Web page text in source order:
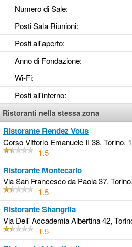
Numero di Sale:
Posti Sala Riunioni:
Posti all'aperto:
Anno di Fondazione:
Wi-Fi:
Posti all'interno:
Ristoranti nella stessa zona
Ristorante Rendez Vous
Corso Vittorio Emanuele II 38, Torino,
1.5
Ristorante Montecarlo
Via San Francesco da Paola 37,
1.5
Ristorante Shangrila
Via Dell' Accademia Albertina 42,
1.5